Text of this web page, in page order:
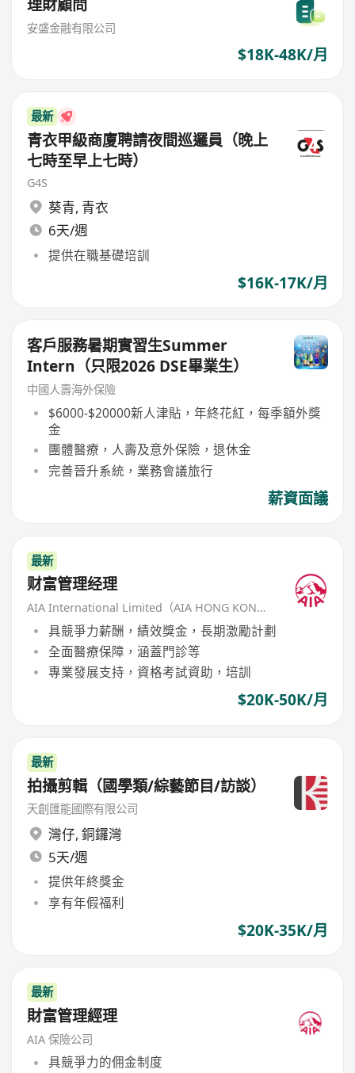
理財顧問
安盛金融有限公司
$18K-48K/月
最新
青衣甲級商廈聘請夜間巡邏員（晚上
七時至早上七時）
G4S
葵青, 青衣
6天/週
提供在職基礎培訓
$16K-17K/月
客戶服務暑期實習生Summer
Intern（只限2026 DSE畢業生）
中國人壽海外保險
$6000-$20000新人津貼，年終花紅，每季額外獎
金
團體醫療，人壽及意外保險，退休金
完善晉升系統，業務會議旅行
薪資面議
最新
财富管理经理
AIA International Limited（AIA HONG KONG）
具競爭力薪酬，績效獎金，長期激勵計劃
全面醫療保障，涵蓋門診等
專業發展支持，資格考試資助，培訓
$20K-50K/月
最新
拍攝剪輯（國學類/綜藝節目/訪談）
天創匯能國際有限公司
灣仔, 銅鑼灣
5天/週
提供年終獎金
享有年假福利
$20K-35K/月
最新
財富管理經理
AIA 保險公司
具競爭力的佣金制度